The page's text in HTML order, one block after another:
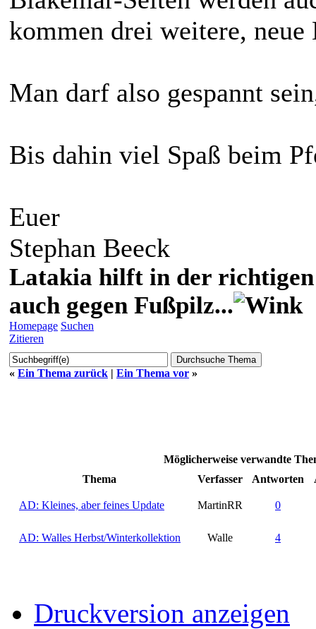
kommen drei weitere, neue
Man darf also gespannt
Bis dahin viel Spaß beim
Euer
Stephan Beeck
Latakia hilft in der richtigen
auch gegen Fußpilz...
Homepage Suchen
Zitieren
« Ein Thema zurück | Ein Thema vor »
Möglicherweise verwandte
Thema
Verfasser Antworten
AD: Kleines, aber feines Update MartinRR 0
AD: Walles Herbst/Winterkollektion Walle 4
Druckversion anzeigen